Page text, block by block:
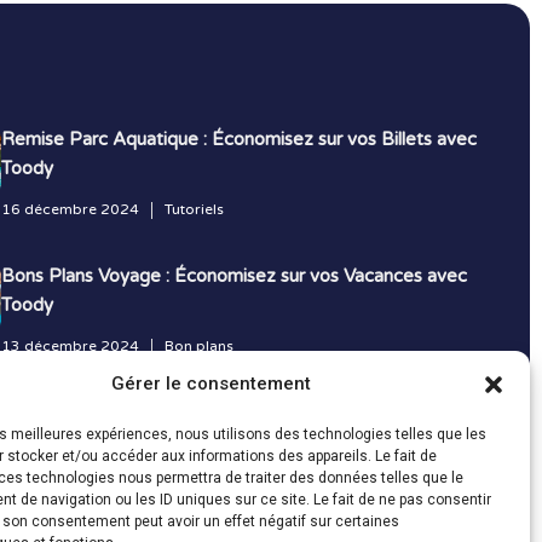
Gérer le consentement
meilleures expériences, nous utilisons des technologies telles que les
stocker et/ou accéder aux informations des appareils. Le fait de
technologies nous permettra de traiter des données telles que le
de navigation ou les ID uniques sur ce site. Le fait de ne pas consentir
son consentement peut avoir un effet négatif sur certaines
Remise Parc Aquatique : Économisez sur vos Billets avec
Toody
16 décembre 2024 Tutoriels
Bons Plans Voyage : Économisez sur vos Vacances avec
Toody
13 décembre 2024 Bon plans